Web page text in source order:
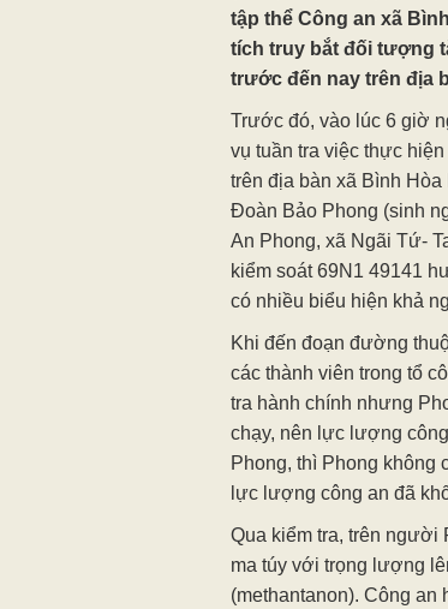
tập thể Công an xã
tích truy bắt đối tượng
trước đến nay trên địa
Trước đó, vào lúc 6 giờ
vụ tuần tra việc thực
trên địa bàn xã Bình
Đoàn Bảo Phong (sinh
An Phong, xã Ngãi Tứ-
kiểm soát 69N1 49141
có nhiều biểu hiện khả
Khi đến đoạn đường
các thành viên trong tổ
tra hành chính nhưng
chạy, nên lực lượng
Phong, thì Phong không
lực lượng công an đã
Qua kiểm tra, trên người
ma túy với trọng lượng
(methantanon). Công an